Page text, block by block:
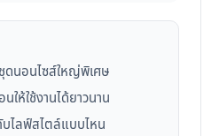
นอนไซส์ใหญ่พิเศษ
ให้ใช้งานได้ยาวนาน
ไลฟ์สไตล์แบบไหน